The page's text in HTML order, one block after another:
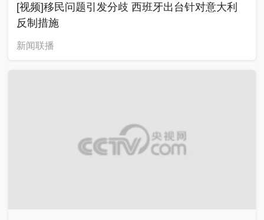
[视频]移民问题引发分歧 西班牙出台针对意大利
反制措施
新闻联播